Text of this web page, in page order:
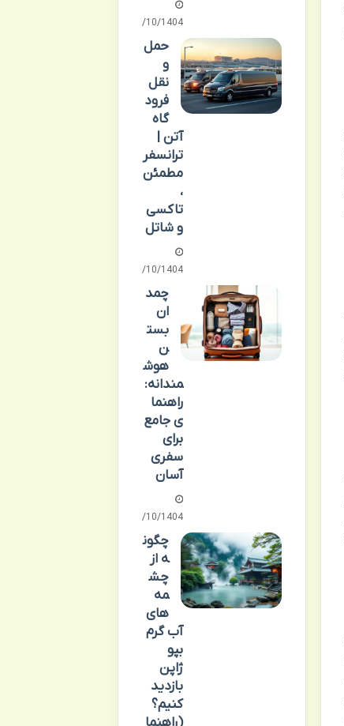
11/10/1404
حمل
و
نقل
فرود
گاه
آتن |
ترانسفر
مطمئن
،
تاکسی
و شاتل
13/10/1404
چمد
ان
بست
ن
هوش
مندانه:
راهنما
ی جامع
برای
سفری
آسان
14/10/1404
چگون
ه از
چش
مه
های
آب گرم
بپو
ژاپن
بازدید
کنیم؟